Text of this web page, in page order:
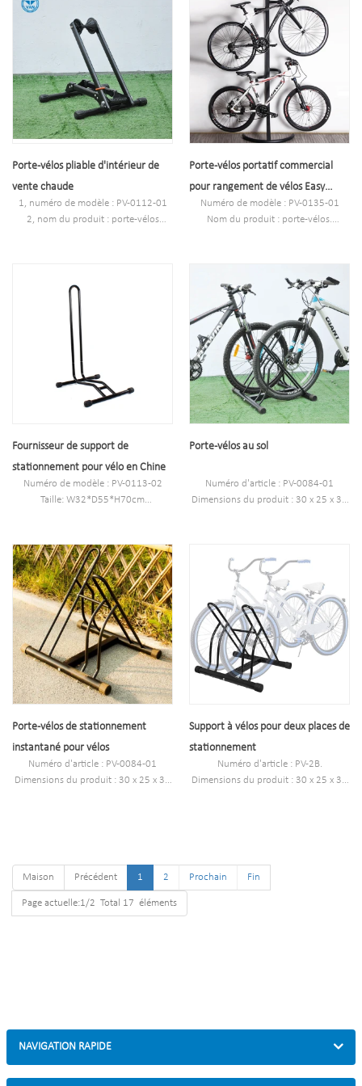
5, matériel: acier au carbone
6, traitement de surface : galvanisé
7, frais d'échantillonnage : 40 USD
(peut être remboursé en gros.)
8, temps d'échantillonnage : 7 jours
9,N.W:2.75kgs
10,G.W:2.95kgs
Porte-vélos pliable d'intérieur de
vente chaude
1, numéro de modèle : PV-0112-01
2, nom du produit : porte-vélos
5, matériel: acier au carbone
6, traitement de surface : galvanisé
7, frais d'échantillonnage : 40 USD
(peut être remboursé en gros.)
8, temps d'échantillonnage : 7 jours
9,N.W:2.75kgs
10,G.W:2.95kgs
Porte-vélos portatif commercial
pour rangement de vélos Easy
Universal
Numéro de modèle : PV-0135-01
Nom du produit : porte-vélos.
Traitement de surface : galvanisé
Temps d'échantillon : 7 jours
N. W. : 9,5 kg
Taille d'emballage : 840*130*345mm
Manière d'emballage: 2
ensembles/ctn
Fournisseur de support de
stationnement pour vélo en Chine
Numéro de modèle : PV-0113-02
Taille: W32*D55*H70cm
poudre
Poids net : 2,5 kg
Taille de l'emballage : 15 x 14,8 x 16,2
cm.
MOQ : 100 pièces
Porte-vélos au sol
Numéro d'article : PV-0084-01
Dimensions du produit : 30 x 25 x 30
Porte-vélos de stationnement
instantané pour vélos
Numéro d'article : PV-0084-01
Dimensions du produit : 30 x 25 x 30
Support à vélos pour deux places de
stationnement
Numéro d'article : PV-2B.
Dimensions du produit : 30 x 25 x 30
Maison Précédent 1 2 Prochain Fin
Page actuelle:1/2 Total 17 éléments
NAVIGATION RAPIDE